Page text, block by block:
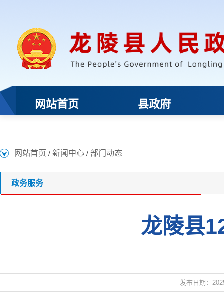
网站首页 / 新闻中心 / 部门动态
政务服务
龙陵县
发布日期：